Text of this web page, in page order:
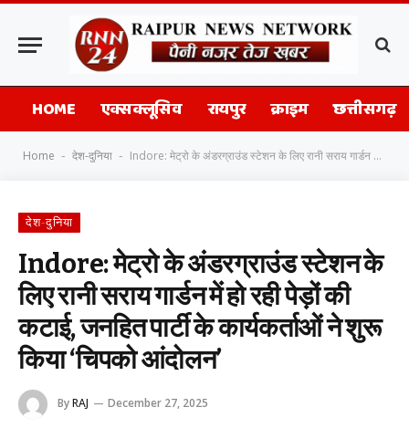
HOME एक्सक्लूसिव रायपुर क्राइम छत्तीसगढ़
Home - देश-दुनिया - Indore: मेट्रो के अंडरग्राउंड स्‍टेशन के लिए रानी सराय गार्डन में हो रही पेड़ों की कटाई, जनहित पार्टी के कार्यकर्ताओं ने शुरू किया ‘चिपको आंदोलन’
देश-दुनिया
Indore: मेट्रो के अंडरग्राउंड स्‍टेशन के
लिए रानी सराय गार्डन में हो रही पेड़ों की
कटाई, जनहित पार्टी के कार्यकर्ताओं ने शुरू
किया ‘चिपको आंदोलन’
ByRAJ December 27, 2025